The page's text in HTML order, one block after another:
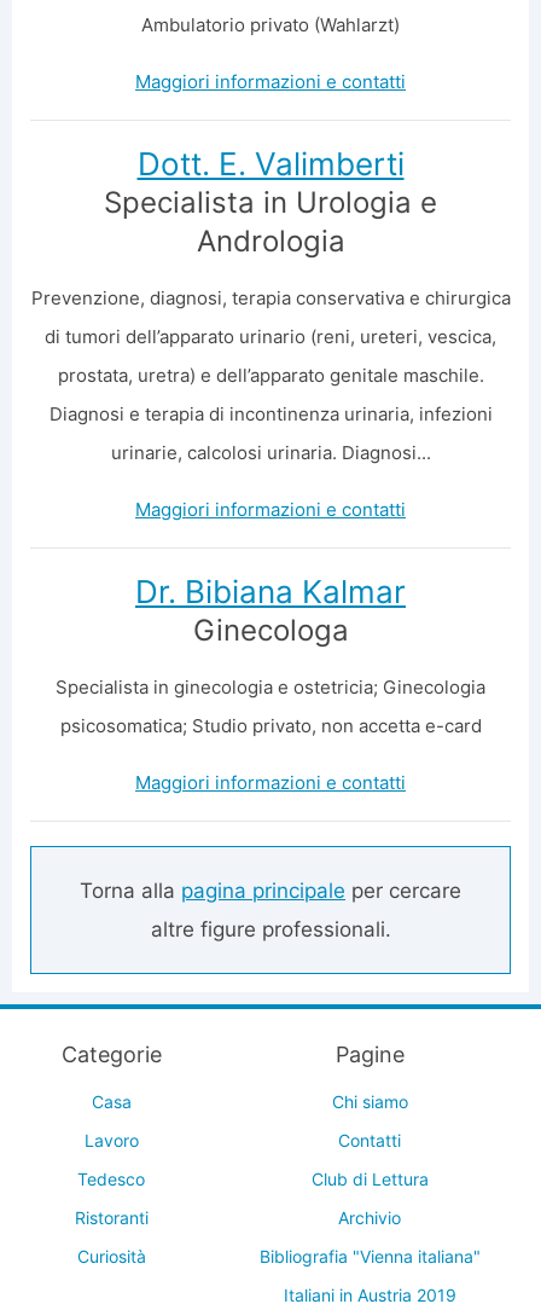
Ambulatorio privato (Wahlarzt)
Maggiori informazioni e contatti
Dott. E. Valimberti
Specialista in Urologia e
Andrologia
Prevenzione, diagnosi, terapia conservativa e chirurgica
di tumori dell’apparato urinario (reni, ureteri, vescica,
prostata, uretra) e dell’apparato genitale maschile.
Diagnosi e terapia di incontinenza urinaria, infezioni
urinarie, calcolosi urinaria. Diagnosi...
Maggiori informazioni e contatti
Dr. Bibiana Kalmar
Ginecologa
Specialista in ginecologia e ostetricia; Ginecologia
psicosomatica; Studio privato, non accetta e-card
Maggiori informazioni e contatti
Torna alla pagina principale per cercare
altre figure professionali.
Categorie
Casa
Lavoro
Tedesco
Ristoranti
Curiosità
Pagine
Chi siamo
Contatti
Club di Lettura
Archivio
Bibliografia "Vienna italiana"
Italiani in Austria 2019